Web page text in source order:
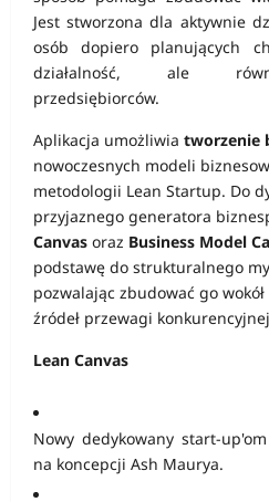
Jest stworzona dla aktywnie
osób dopiero planujących
działalność, ale
przedsiębiorców.
Aplikacja umożliwia tworzenie
nowoczesnych modeli
metodologii Lean Startup. Do
przyjaznego generatora
Canvas oraz Business Model
podstawę do strukturalnego
pozwalając zbudować go
źródeł przewagi
Lean Canvas
Nowy dedykowany start-
na koncepcji Ash Maurya.